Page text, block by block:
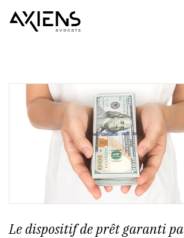
Le dispositif de prêt garanti